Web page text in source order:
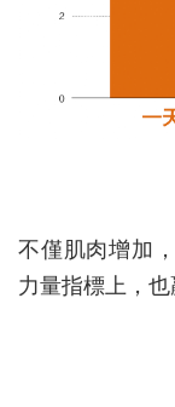
不僅肌肉增加
力量指標上，也